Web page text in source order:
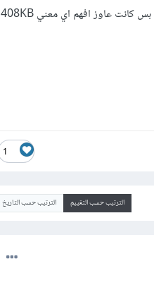
انا كانت بنزال بيانات لمرض القلب عشان استخدمها في تحليل البيانات من موقع Kaggle وكده بس كانت عاوز افهم اي معني 408KB
1
الترتيب حسب التقييم الترتيب حسب التاريخ